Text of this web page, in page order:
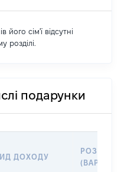
його сім'ї відсутні
розділі.
подарунки
ДОХОДУ
РОЗМІР